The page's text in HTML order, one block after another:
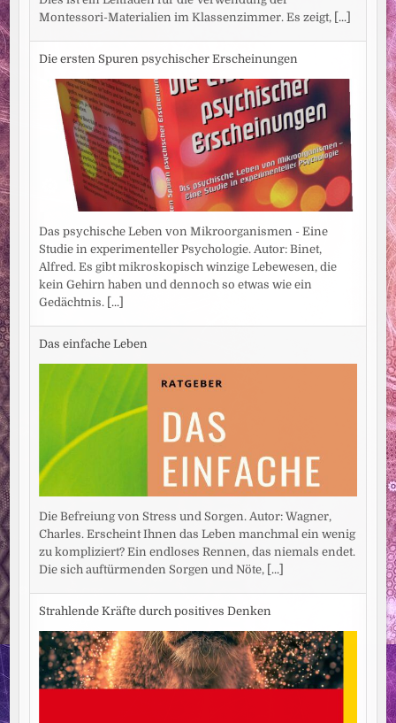
Montessori-Materialien im Klassenzimmer. Es zeigt, [...]
Die ersten Spuren psychischer Erscheinungen
Das psychische Leben von Mikroorganismen - Eine
Studie in experimenteller Psychologie. Autor: Binet,
Alfred. Es gibt mikroskopisch winzige Lebewesen, die
kein Gehirn haben und dennoch so etwas wie ein
Gedächtnis. [...]
Das einfache Leben
Die Befreiung von Stress und Sorgen. Autor: Wagner,
Charles. Erscheint Ihnen das Leben manchmal ein wenig
zu kompliziert? Ein endloses Rennen, das niemals endet.
Die sich auftürmenden Sorgen und Nöte, [...]
Strahlende Kräfte durch positives Denken